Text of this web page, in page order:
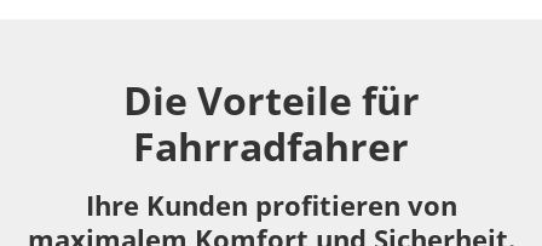
Die Vorteile für
Fahrradfahrer
Ihre Kunden profitieren von